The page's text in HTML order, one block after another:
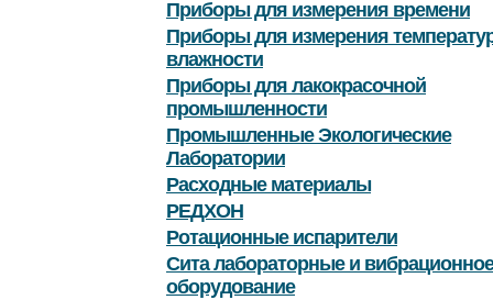
Приборы для измерения времени
Приборы для измерения
влажности
Приборы для лакокрасочной
промышленности
Промышленные Экологические
Лаборатории
Расходные материалы
РЕДХОН
Ротационные испарители
Сита лабораторные и вибрационное
оборудование